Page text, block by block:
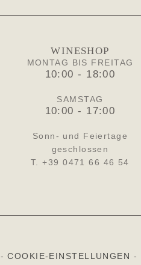
WINESHOP
MONTAG BIS FREITAG
10:00 - 18:00
SAMSTAG
10:00 - 17:00
Sonn- und Feiertage
geschlossen
T. +39 0471 66 46 54
-COOKIE-EINSTELLUNGEN -